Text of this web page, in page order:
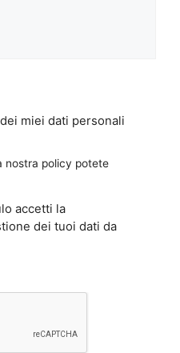
miei dati personali
nostra policy potete
accetti la
dei tuoi dati da